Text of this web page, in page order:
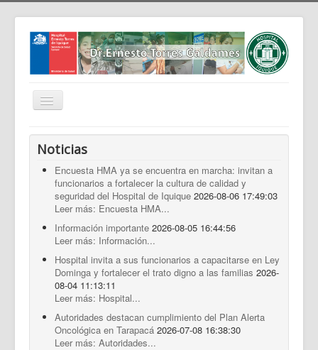
Cambiar
navegación
Home
Noticias
Trabaja Con Nosotros
Contáctenos
Intranet
Planificación
Gestión de Personas
Documentos Destacados
Noticias
Encuesta HMA ya se encuentra en marcha: invitan a
funcionarios a fortalecer la cultura de calidad y
seguridad del Hospital de Iquique 2026-08-06 17:49:03
Leer más: Encuesta HMA...
Información importante 2026-08-05 16:44:56
Leer más: Información...
Hospital invita a sus funcionarios a capacitarse en Ley
Dominga y fortalecer el trato digno a las familias 2026-
08-04 11:13:11
Leer más: Hospital...
Autoridades destacan cumplimiento del Plan Alerta
Oncológica en Tarapacá 2026-07-08 16:38:30
Leer más: Autoridades...